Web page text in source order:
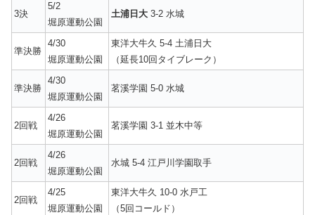
3決
5/2
堀原運動公園
土浦日大 3-2 水城
準決勝
4/30
堀原運動公園
東洋大牛久 5-4 土浦日大
（延長10回タイブレーク）
準決勝
4/30
堀原運動公園
茗溪学園 5-0 水城
2回戦
4/26
堀原運動公園
茗溪学園 3-1 並木中等
2回戦
4/26
堀原運動公園
水城 5-4 江戸川学園取手
2回戦
4/25
堀原運動公園
東洋大牛久 10-0 水戸工
（5回コールド）